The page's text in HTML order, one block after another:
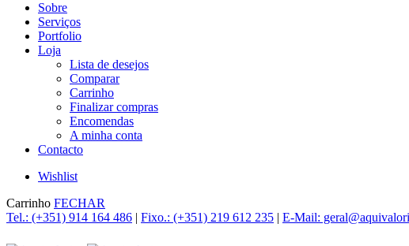
Sobre
Serviços
Portfolio
Loja
Lista de desejos
Comparar
Carrinho
Finalizar compras
Encomendas
A minha conta
Contacto
Wishlist
Carrinho FECHAR
Tel.: (+351) 914 164 486 | Fixo.: (+351) 219 612 235 | E-Mail: